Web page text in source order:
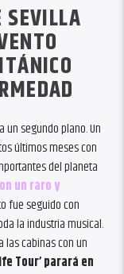
SEVILLA
segundo plano. Un
últimos meses con
del planeta
un raro y
fue seguido con
la industria musical.
las cabinas con un
Tour’ parará en